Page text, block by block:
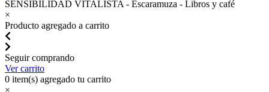
×
Producto agregado a carrito
Seguir comprando
Ver carrito
0 item(s) agregado tu carrito
×